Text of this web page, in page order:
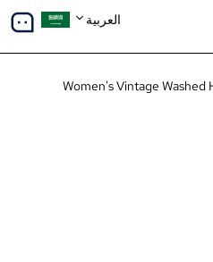
العربية
Women's Vintage